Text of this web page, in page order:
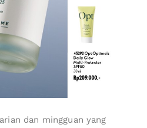
dan mingguan yang